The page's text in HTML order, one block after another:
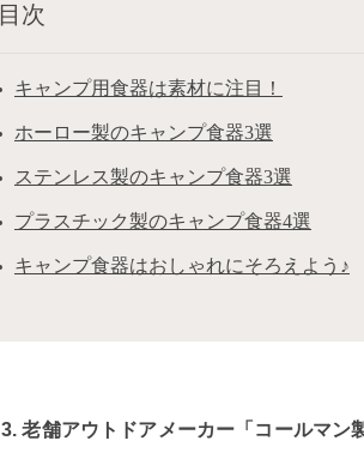
目次
キャンプ用食器は素材に注目！
ホーロー製のキャンプ食器3選
ステンレス製のキャンプ食器3選
プラスチック製のキャンプ食器4選
キャンプ食器はおしゃれにそろえよう♪
3. 老舗アウトドアメーカー「コールマン